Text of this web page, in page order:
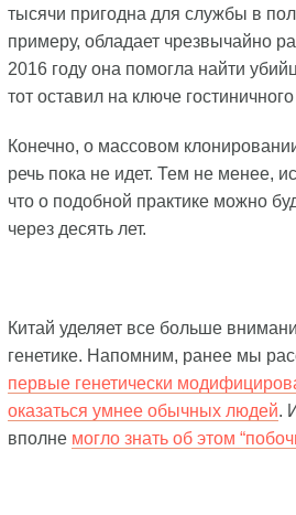
тысячи пригодна для службы в
примеру, обладает чрезвычайно
2016 году она помогла найти
тот оставил на ключе
Конечно, о массовом
речь пока не идет. Тем не менее,
что о подобной практике можно
через десять лет.
Китай уделяет все больше
генетике. Напомним, ранее мы
первые генетически
оказаться умнее обычных людей.
вполне могло знать об этом